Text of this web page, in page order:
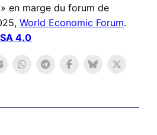
en marge du forum de
World Economic Forum.
4.0